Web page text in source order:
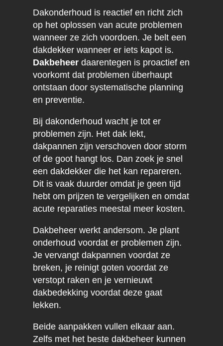
Dakonderhoud is reactief en richt zich
op het oplossen van acute problemen
wanneer ze zich voordoen. Je belt een
dakdekker wanneer er iets kapot is.
Dakbeheerdaarentegen is proactief en
voorkomt dat problemen überhaupt
ontstaan door systematische planning
en preventie.
Bij dakonderhoud wacht je tot er
problemen zijn. Het dak lekt,
dakpannen zijn verschoven door storm
of de goot hangt los. Dan zoek je snel
een dakdekker die het kan repareren.
Dit is vaak duurder omdat je geen tijd
hebt om prijzen te vergelijken en omdat
acute reparaties meestal meer kosten.
Dakbeheer werkt andersom. Je plant
onderhoud voordat er problemen zijn.
Je vervangt dakpannen voordat ze
breken, je reinigt goten voordat ze
verstopt raken en je vernieuwt
dakbedekking voordat deze gaat
lekken.
Beide aanpakken vullen elkaar aan.
Zelfs met het beste dakbeheer kunnen